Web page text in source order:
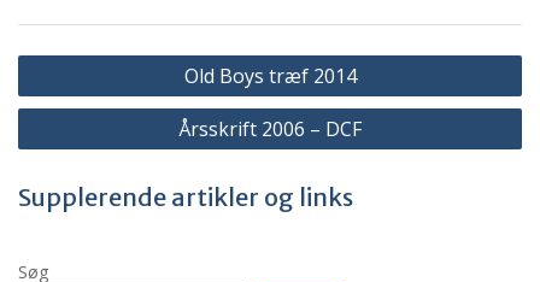
Indlægsnavigation
Old Boys træf 2014
Årsskrift 2006 – DCF
Supplerende artikler og links
Søg